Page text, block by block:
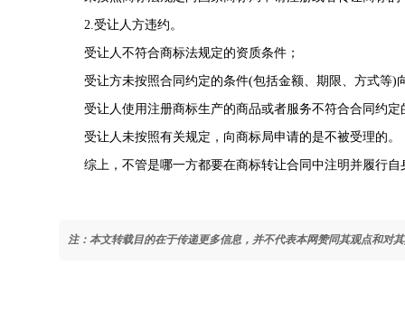
2.受让人方违约。
受让人不符合商标法规定的资质条件；
受让方未按照合同约定的条件(包括金额、期限、方式等)
受让人使用注册商标生产的商品或者服务不符合合同约定
受让人未按照有关规定，向商标局申请的是不被受理的。
综上，不管是哪一方都要在商标转让合同中注明并履行
注：本文转载目的在于传递更多信息，并不代表本网赞同其观点和对